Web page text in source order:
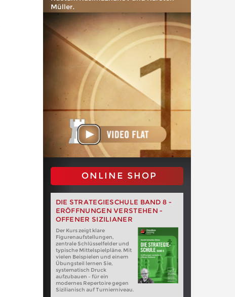
Müller.
ONLINE SHOP
DIE STRATEGIESCHULE BAND 8 -
ERÖFFNUNGEN VERSTEHEN -
OFFENER SIZILIANER
Der Kurs zeigt klare
Figurenaufstellungen,
zentrale Schlüsselfelder und
typische Mittelspielpläne. Mit
vielen Beispielen und einem
Übungsteil lernen Sie,
systematisch Druck
aufzubauen – für ein
modernes Repertoire gegen
Sizilianisch auf Turnierniveau.